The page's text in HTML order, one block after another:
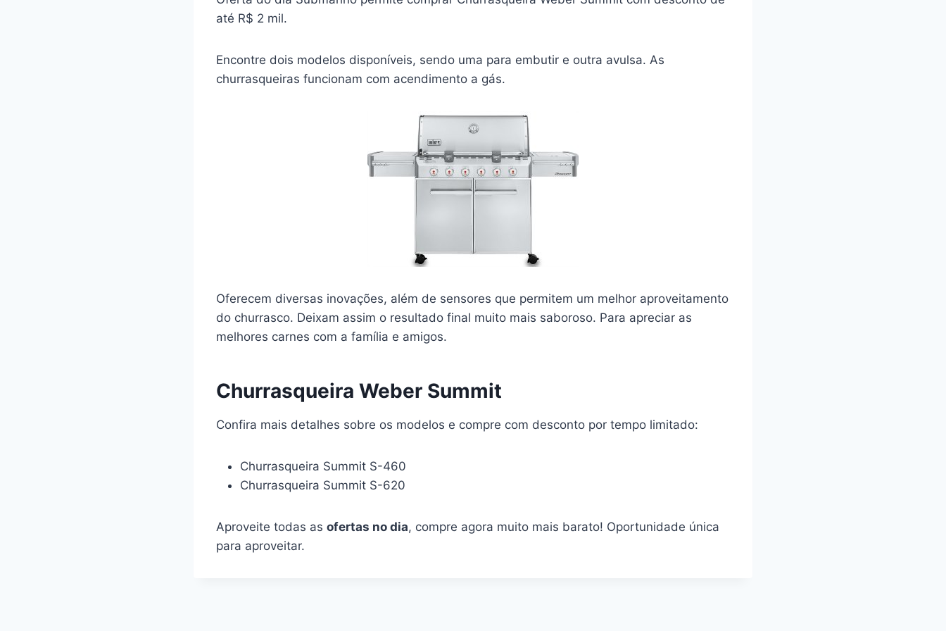
até R$ 2 mil.
Encontre dois modelos disponíveis, sendo uma para embutir e outra avulsa. As
churrasqueiras funcionam com acendimento a gás.
Oferecem diversas inovações, além de sensores que permitem um melhor aproveitamento
do churrasco. Deixam assim o resultado final muito mais saboroso. Para apreciar as
melhores carnes com a família e amigos.
Churrasqueira Weber Summit
Confira mais detalhes sobre os modelos e compre com desconto por tempo limitado:
Churrasqueira Summit S-460
Churrasqueira Summit S-620
Aproveite todas as ofertas no dia, compre agora muito mais barato! Oportunidade única
para aproveitar.